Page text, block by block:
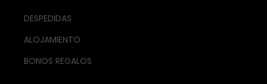
DESPEDIDAS
ALOJAMIENTO
BONOS REGALOS